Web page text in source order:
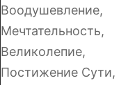
Воодушевление,
Мечтательность,
Великолепие,
Постижение Сути,